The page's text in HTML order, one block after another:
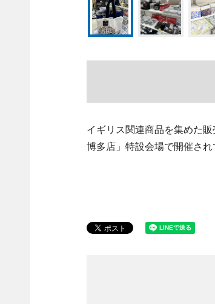
イギリス関連商品を集めた
博多店」特設会場で開催され